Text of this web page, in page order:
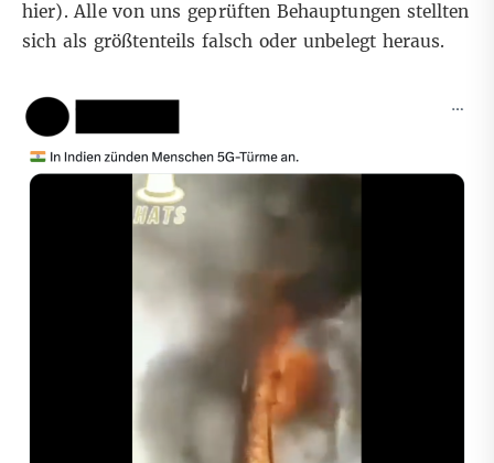
hier). Alle von uns geprüften Behauptungen stellten
sich als größtenteils falsch oder unbelegt heraus.